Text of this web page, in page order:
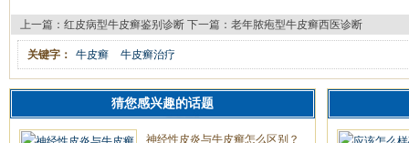
上一篇： 红皮病型牛皮癣鉴别诊断 下一篇： 老年脓疱型牛皮癣西医诊断
关键字： 牛皮癣 牛皮癣治疗
猜您感兴趣的话题
神经性皮炎与牛皮癣怎么区别？